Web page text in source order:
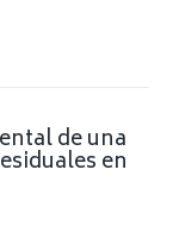
de una
en